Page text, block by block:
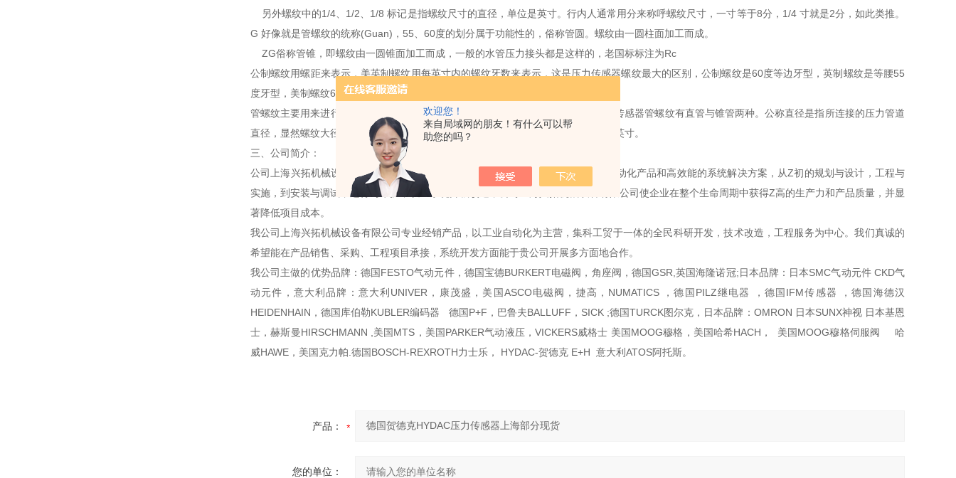
欢迎您！
来自局域网的朋友！有什么可以帮
助您的吗？
另外螺纹中的1/4、1/2、1/8 标记是指螺纹尺寸的直径，单位是英寸。行内人通常用分来称呼螺纹尺寸，一寸等于8分，1/4 寸就是2分，如此类推。
G 好像就是管螺纹的统称(Guan)，55、60度的划分属于功能性的，俗称管圆。螺纹由一圆柱面加工而成。
ZG俗称管锥，即螺纹由一圆锥面加工而成，一般的水管压力接头都是这样的，老国标标注为Rc
公制螺纹用螺距来表示，美英制螺纹用每英寸内的螺纹牙数来表示，这是压力传感器螺纹最大的区别，公制螺纹是60度等边牙型，英制螺纹是等腰55
度牙型，美制螺纹60度。公制螺纹用公制单位，美英制螺纹用英制单位。
管螺纹主要用来进行压力管道的连接，其内外螺纹的配合紧密，HYDAC贺德克压力传感器管螺纹有直管与锥管两种。公称直径是指所连接的压力管道
直径，显然螺纹大径比公称直径大。 1/4，1/2，1/8是英制螺纹的公称直径，单位是英寸。
三、公司简介：
公司上海兴拓机械设备有限公司注重客户满意度建设，为客户提供高质量的，*的自动化产品和高效能的系统解决方案，从Z初的规划与设计，工程与
实施，到安装与调试，运行与维护，以至系统升级改造，公司上海兴拓机械设备有限公司使企业在整个生命周期中获得Z高的生产力和产品质量，并显
著降低项目成本。
我公司上海兴拓机械设备有限公司专业经销产品，以工业自动化为主营，集科工贸于一体的全民科研开发，技术改造，工程服务为中心。我们真诚的
希望能在产品销售、采购、工程项目承接，系统开发方面能于贵公司开展多方面地合作。
我公司主做的优势品牌：德国FESTO气动元件，德国宝德BURKERT电磁阀，角座阀，德国GSR,英国海隆诺冠;日本品牌：日本SMC气动元件 CKD气
动元件，意大利品牌：意大利UNIVER，康茂盛，美国ASCO电磁阀，捷高，NUMATICS ，德国PILZ继电器 ，德国IFM传感器 ，德国海德汉
HEIDENHAIN，德国库伯勒KUBLER编码器 德国P+F，巴鲁夫BALLUFF，SICK ;德国TURCK图尔克，日本品牌：OMRON 日本SUNX神视 日本基恩
士，赫斯曼HIRSCHMANN ,美国MTS，美国PARKER气动液压，VICKERS威格士 美国MOOG穆格，美国哈希HACH， 美国MOOG穆格伺服阀 哈
威HAWE，美国克力帕.德国BOSCH-REXROTH力士乐， HYDAC-贺德克 E+H 意大利ATOS阿托斯。
产品：
您的单位：